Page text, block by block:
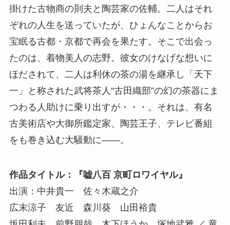
掛けた古物商の則夫と陶芸家の佐輔。二人はそれ
ぞれの人生を送っていたが、ひょんなことからお
宝眠る古都・京都で再会を果たす。そこで出会っ
たのは、着物美人の志野。彼女のけなげな想いに
ほだされて、二人は利休の茶の湯を継承し「天下
一」と称された武将茶人“古田織部”の幻の茶器にま
つわる人助けに乗り出すが・・・。それは、有名
古美術店や大御所鑑定家、陶芸王子、テレビ番組
をも巻き込む大騒動に――。
作品タイトル：『嘘八百 京町ロワイヤル』
出演：中井貴一 佐々木蔵之介
広末涼子 友近 森川葵 山田裕貴